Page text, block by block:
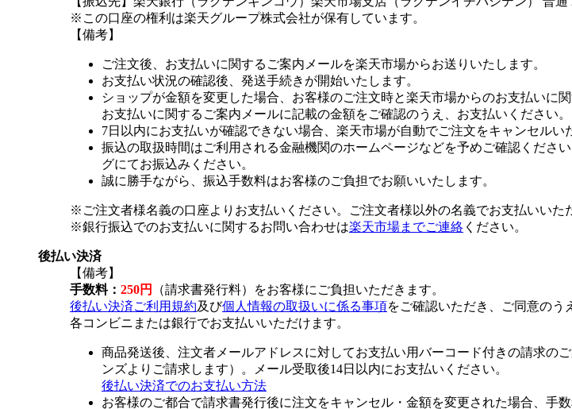
※この口座の権利は楽天グループ株式会社が保有しています。
【備考】
ご注文後、お支払いに関するご案内メールを楽天市場からお送りいたします。
お支払い状況の確認後、発送手続きが開始いたします。
ショップが金額を変更した場合、お客様のご注文時と楽天市場からのお支払いに
お支払いに関するご案内メールに記載の金額をご確認のうえ、お支払いください。
7日以内にお支払いが確認できない場合、楽天市場が自動でご注文をキャンセルい
振込の取扱時間はご利用される金融機関のホームページなどを予めご確認くださ
グにてお振込みください。
誠に勝手ながら、振込手数料はお客様のご負担でお願いいたします。
※ご注文者様名義の口座よりお支払いください。ご注文者様以外の名義でお支払いいた
※銀行振込でのお支払いに関するお問い合わせは楽天市場までご連絡 ください。
後払い決済
【備考】
手数料： 250円
（請求書発行料）をお客様にご負担いただきます。
後払い決済ご利用規約及び個人情報の取扱いに係る事項をご確認いただき、ご同意のう
各コンビニまたは銀行でお支払いいただけます。
商品発送後、注文者メールアドレスに対してお支払い用バーコード付きの請求の
ンズよりご請求します）。メール受取後14日以内にお支払いください。
後払い決済でのお支払い方法
お客様のご都合で請求書発行後に注文をキャンセル・金額を変更された場合、